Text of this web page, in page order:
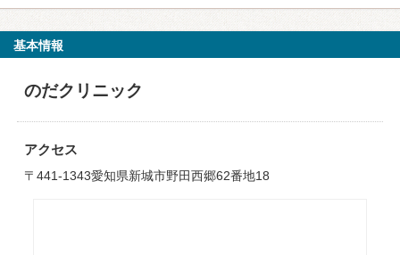
基本情報
のだクリニック
アクセス
〒441-1343愛知県新城市野田西郷62番地18